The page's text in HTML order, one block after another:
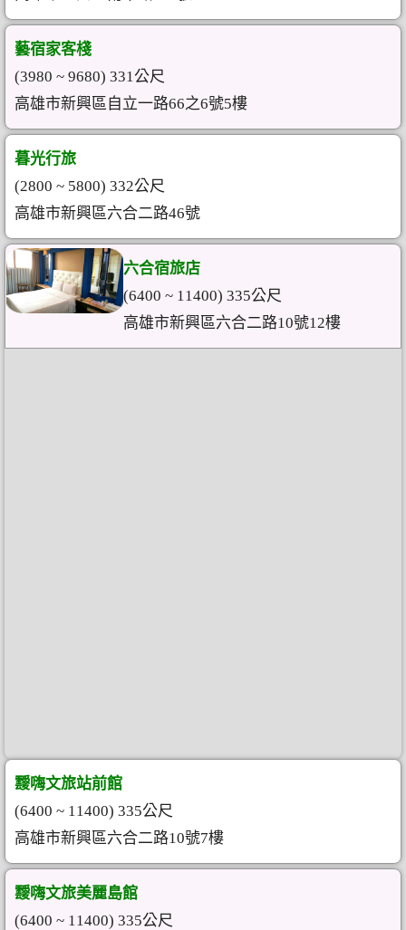
藝宿家客棧
(3980 ~ 9680) 331公尺
高雄市新興區自立一路66之6號5樓
暮光行旅
(2800 ~ 5800) 332公尺
高雄市新興區六合二路46號
六合宿旅店
(6400 ~ 11400) 335公尺
高雄市新興區六合二路10號12樓
靉嗨文旅站前館
(6400 ~ 11400) 335公尺
高雄市新興區六合二路10號7樓
靉嗨文旅美麗島館
(6400 ~ 11400) 335公尺